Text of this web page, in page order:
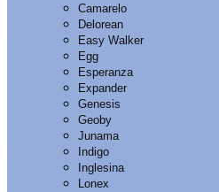
Camarelo
Delorean
Easy Walker
Egg
Esperanza
Expander
Genesis
Geoby
Junama
Indigo
Inglesina
Lonex